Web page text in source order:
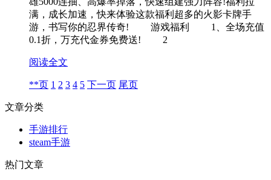
满，成长加速，快来体验这款福利超多的火影卡牌手
游，书写你的忍界传奇! 游戏福利 1、全场充值
0.1折，万充代金券免费送! 2
阅读全文
**页 1 2 3 4 5 下一页 尾页
文章分类
手游排行
steam手游
热门文章